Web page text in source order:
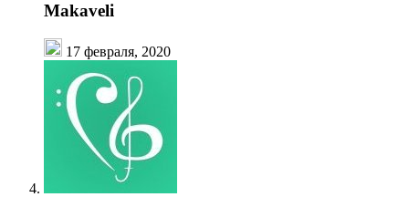
Makaveli
17 февраля, 2020